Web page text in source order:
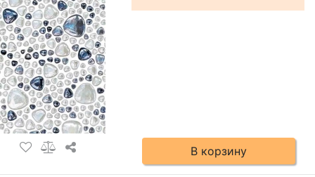
В корзину